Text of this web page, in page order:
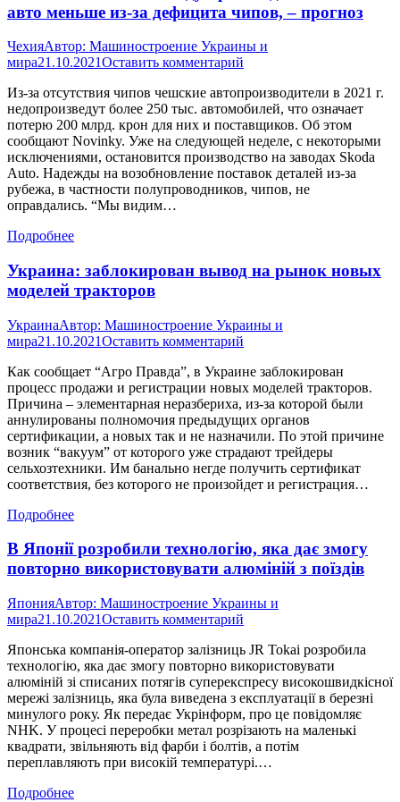
авто меньше из-за дефицита чипов, – прогноз
ЧехияАвтор: Машиностроение Украины и
мира21.10.2021Оставить комментарий
Из-за отсутствия чипов чешские автопроизводители в 2021 г.
недопроизведут более 250 тыс. автомобилей, что означает
потерю 200 млрд. крон для них и поставщиков. Об этом
сообщают Novinky. Уже на следующей неделе, с некоторыми
исключениями, остановится производство на заводах Skoda
Auto. Надежды на возобновление поставок деталей из-за
рубежа, в частности полупроводников, чипов, не
оправдались. “Мы видим…
Подробнее
Украина: заблокирован вывод на рынок новых
моделей тракторов
УкраинаАвтор: Машиностроение Украины и
мира21.10.2021Оставить комментарий
Как сообщает “Агро Правда”, в Украине заблокирован
процесс продажи и регистрации новых моделей тракторов.
Причина – элементарная неразбериха, из-за которой были
аннулированы полномочия предыдущих органов
сертификации, а новых так и не назначили. По этой причине
возник “вакуум” от которого уже страдают трейдеры
сельхозтехники. Им банально негде получить сертификат
соответствия, без которого не произойдет и регистрация…
Подробнее
В Японії розробили технологію, яка дає змогу
повторно використовувати алюміній з поїздів
ЯпонияАвтор: Машиностроение Украины и
мира21.10.2021Оставить комментарий
Японська компанія-оператор залізниць JR Tokai розробила
технологію, яка дає змогу повторно використовувати
алюміній зі списаних потягів суперекспресу високошвидкісної
мережі залізниць, яка була виведена з експлуатації в березні
минулого року. Як передає Укрінформ, про це повідомляє
NHK. У процесі переробки метал розрізають на маленькі
квадрати, звільняють від фарби і болтів, а потім
переплавляють при високій температурі.…
Подробнее